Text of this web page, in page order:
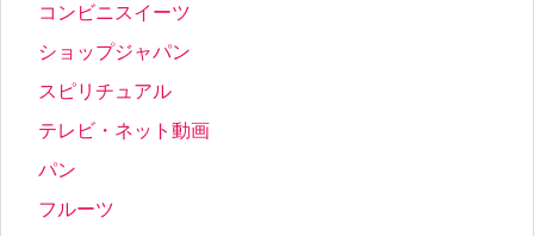
コンビニスイーツ
ショップジャパン
スピリチュアル
テレビ・ネット動画
パン
フルーツ